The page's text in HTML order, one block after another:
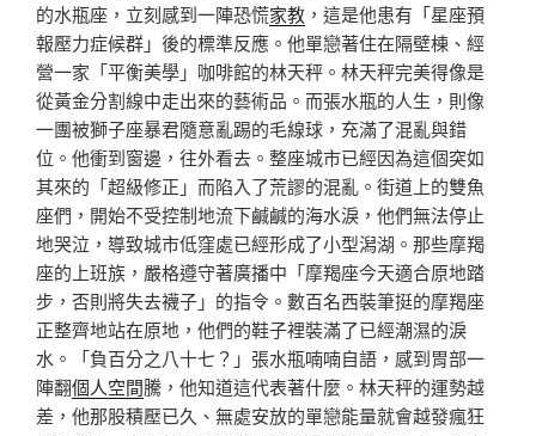
的水瓶座，立刻感到一陣恐慌家教 ，這是他患有「星座預
報壓力症候群」後的標準反應。他單戀著住在隔壁棟、經
營一家「平衡美學」咖啡館的林天秤。林天秤完美得像是
從黃金分割線中走出來的藝術品。而張水瓶的人生，則像
一團被獅子座暴君隨意亂踢的毛線球，充滿了混亂與錯
位。他衝到窗邊，往外看去。整座城市已經因為這個突如
其來的「超級修正」而陷入了荒謬的混亂。街道上的雙魚
座們，開始不受控制地流下鹹鹹的海水淚，他們無法停止
地哭泣，導致城市低窪處已經形成了小型潟湖。那些摩羯
座的上班族，嚴格遵守著廣播中「摩羯座今天適合原地踏
步，否則將失去襪子」的指令。數百名西裝筆挺的摩羯座
正整齊地站在原地，他們的鞋子裡裝滿了已經潮濕的淚
水。「負百分之八十七？」張水瓶喃喃自語，感到胃部一
陣翻個人空間騰，他知道這代表著什麼。林天秤的運勢越
差，他那股積壓已久、無處安放的單戀能量就會越發瘋狂